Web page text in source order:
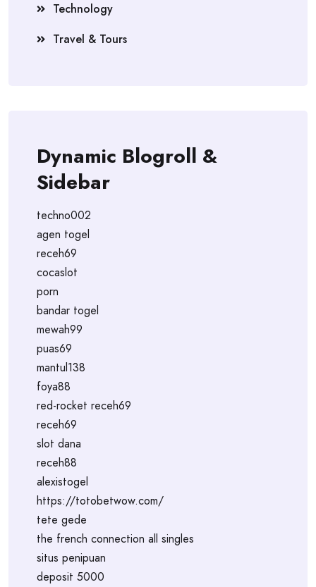
Technology
Travel & Tours
Dynamic Blogroll &
Sidebar
techno002
agen togel
receh69
cocaslot
porn
bandar togel
mewah99
puas69
mantul138
foya88
red-rocket receh69
receh69
slot dana
receh88
alexistogel
https://totobetwow.com/
tete gede
the french connection all singles
situs penipuan
deposit 5000